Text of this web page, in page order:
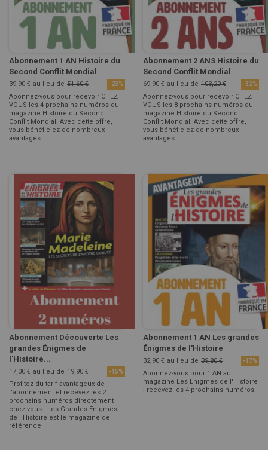
Abonnement 1 AN Histoire du
Second Conflit Mondial
39,90 € au lieu de 51,60 € -23%
Abonnez-vous pour recevoir CHEZ
VOUS les 4 prochains numéros du
magazine Histoire du Second
Conflit Mondial. Avec cette offre,
vous bénéficiez de nombreux
avantages.
Abonnement 2 ANS Histoire du
Second Conflit Mondial
69,90 € au lieu de 103,20 € -32%
Abonnez-vous pour recevoir CHEZ
VOUS les 8 prochains numéros du
magazine Histoire du Second
Conflit Mondial. Avec cette offre,
vous bénéficiez de nombreux
avantages.
Abonnement Découverte Les
grandes Énigmes de
l'Histoire...
17,00 € au lieu de 19,90 € -15%
Profitez du tarif avantageux de
l'abonnement et recevez les 2
prochains numéros directement
chez vous : Les Grandes Enigmes
de l'Histoire est le magazine de
référence
Abonnement 1 AN Les grandes
Énigmes de l'Histoire
32,90 € au lieu de 39,80 € -17%
Abonnez-vous pour 1 AN au
magazine Les Enigmes de l'Histoire
: recevez les 4 prochains numéros.